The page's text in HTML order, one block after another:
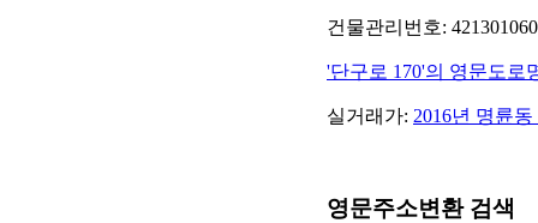
건물관리번호:
'단구로 170'의 영문도로
실거래가: 2016년 명륜
영문주소변환 검색